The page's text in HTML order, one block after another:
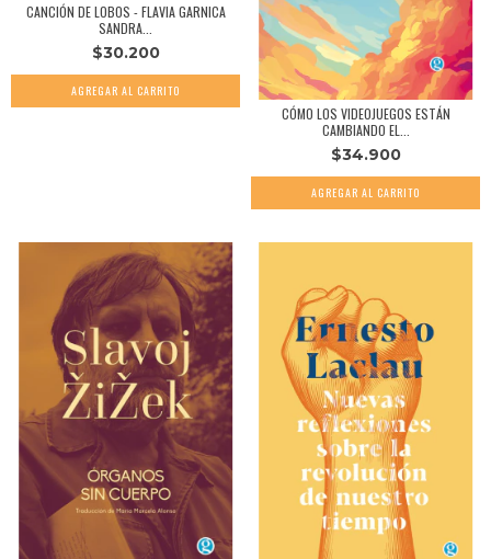
CANCIÓN DE LOBOS - FLAVIA GARNICA
SANDRA...
$30.200
CÓMO LOS VIDEOJUEGOS ESTÁN
CAMBIANDO EL...
$34.900